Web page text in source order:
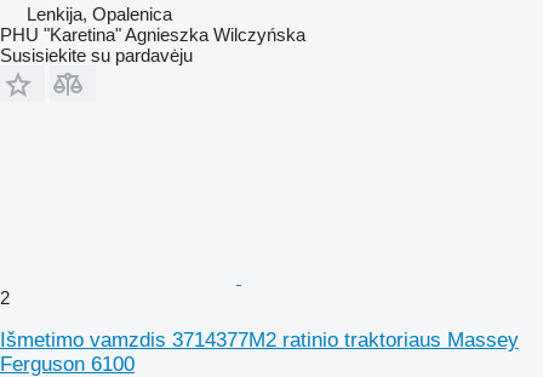
Lenkija, Opalenica
PHU "Karetina" Agnieszka Wilczyńska
Susisiekite su pardavėju
2
Išmetimo vamzdis 3714377M2 ratinio traktoriaus Massey
Ferguson 6100